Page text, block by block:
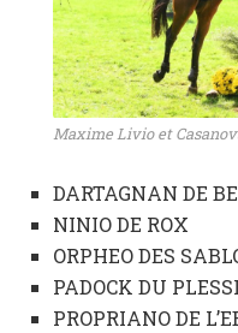
Maxime Livio et
DARTAGNAN DE
NINIO DE ROX
ORPHEO DES
PADOCK DU
PROPRIANO DE